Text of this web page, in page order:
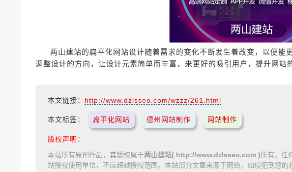
两山建站的扁平化网站设计随着需求的变化不断发生着改变，以便能
调整设计的方向，让设计元素简单而丰富，来更好的吸引用户，提升网站
本文链接： http://www.dzlsseo.com/wzzz/261.html
本文标签： 扁平化网站 德州网站制作 网站制作
版权声明：
本站所有原创作品，其版权属于两山建站( http://www.dzlsseo.com )所有。任
站授权使用单位，不应超越授权范围。本站部分文章来源于网络，如侵犯到您的